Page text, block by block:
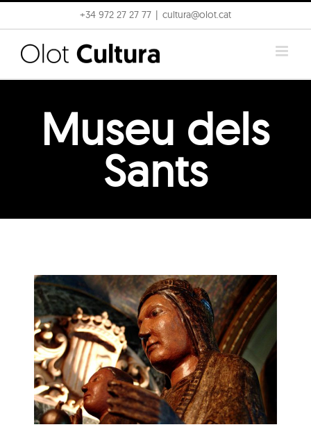
to
content
+34 972 27 27 77 cultura@olot.cat
Museu dels
Sants